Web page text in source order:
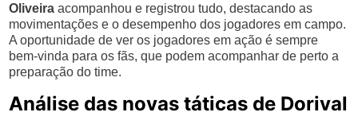
Oliveira acompanhou e registrou tudo, destacando as
movimentações e o desempenho dos jogadores em campo.
A oportunidade de ver os jogadores em ação é sempre
bem-vinda para os fãs, que podem acompanhar de perto a
preparação do time.
Análise das novas táticas de Dorival